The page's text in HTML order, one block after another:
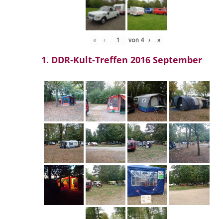
« ‹ von 4 › »
1. DDR-Kult-Treffen 2016 September